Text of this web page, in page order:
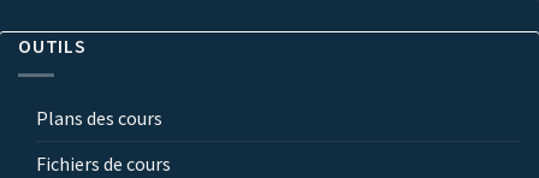
OUTILS
Plans des cours
Fichiers de cours